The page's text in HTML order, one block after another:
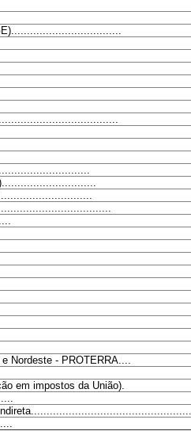
Nordeste - PROTERRA....
em impostos da União).